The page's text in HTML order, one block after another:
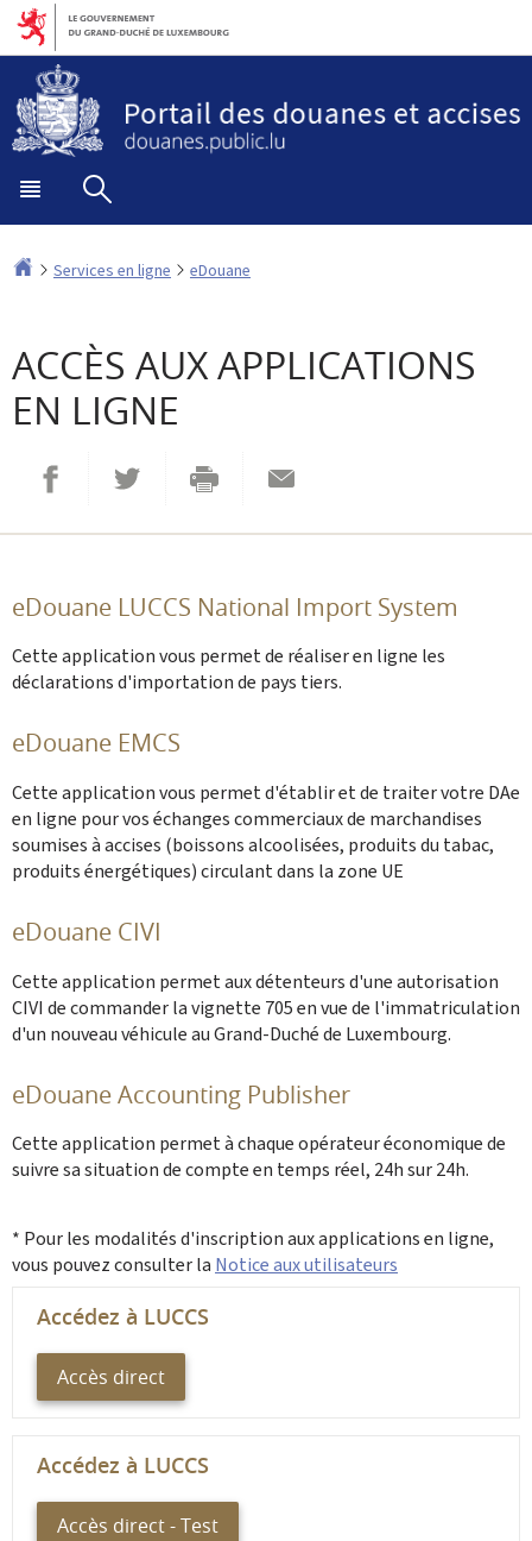
Aller
navigation
Aller
contenu
Menu
Accueil
Services en ligne eDouane
ACCÈS AUX APPLICATIONS
EN LIGNE
eDouane LUCCS National Import System
Cette application vous permet de réaliser en ligne les
déclarations d'importation de pays tiers.
eDouane EMCS
Cette application vous permet d'établir et de traiter votre DAe
en ligne pour vos échanges commerciaux de marchandises
soumises à accises (boissons alcoolisées, produits du tabac,
produits énergétiques) circulant dans la zone UE
eDouane CIVI
Cette application permet aux détenteurs d'une autorisation
CIVI de commander la vignette 705 en vue de l'immatriculation
d'un nouveau véhicule au Grand-Duché de Luxembourg.
eDouane Accounting Publisher
Cette application permet à chaque opérateur économique de
suivre sa situation de compte en temps réel, 24h sur 24h.
* Pour les modalités d'inscription aux applications en ligne,
vous pouvez consulter la Notice aux utilisateurs
Accédez à LUCCS
Accès direct
Accédez à LUCCS
Accès direct - Test